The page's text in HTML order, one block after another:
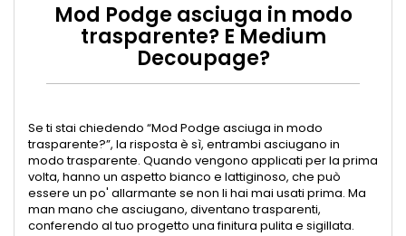
Mod Podge asciuga in modo
trasparente? E Medium
Decoupage?
Se ti stai chiedendo “Mod Podge asciuga in modo
trasparente?”, la risposta è sì, entrambi asciugano in
modo trasparente. Quando vengono applicati per la prima
volta, hanno un aspetto bianco e lattiginoso, che può
essere un po' allarmante se non li hai mai usati prima. Ma
man mano che asciugano, diventano trasparenti,
conferendo al tuo progetto una finitura pulita e sigillata.